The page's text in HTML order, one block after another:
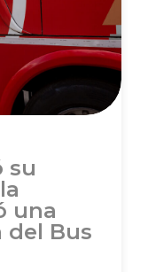
su
una
del Bus